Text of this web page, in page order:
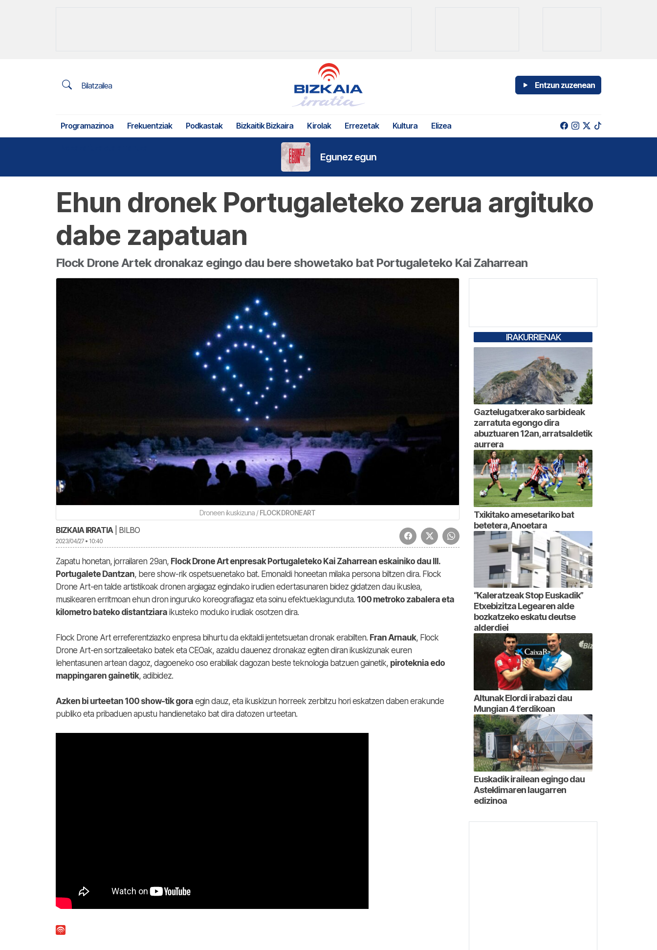
Bilatzailea Entzun zuzenean
Programazinoa Frekuentziak Podkastak Bizkaitik Bizkaira Kirolak Errezetak Kultura Elizea
Egunez egun
Ehun dronek Portugaleteko zerua argituko
dabe zapatuan
Flock Drone Artek dronakaz egingo dau bere showetako bat Portugaleteko Kai Zaharrean
Droneen ikuskizuna /FLOCK DRONE ART
BIZKAIA IRRATIA| BILBO
2023/04/27 • 10:40
Zapatu honetan, jorrailaren 29an, Flock Drone Art enpresak Portugaleteko Kai Zaharrean eskainiko dau III.
Portugalete Dantzan, bere show-rik ospetsuenetako bat. Emonaldi honeetan milaka persona biltzen dira. Flock
Drone Art-en talde artistikoak dronen argiagaz egindako irudien edertasunaren bidez gidatzen dau ikuslea,
musikearen erritmoan ehun dron inguruko koreografiagaz eta soinu efektueklagunduta. 100 metroko zabalera eta
kilometro bateko distantziara ikusteko moduko irudiak osotzen dira.
Flock Drone Art erreferentziazko enpresa bihurtu da ekitaldi jentetsuetan dronak erabilten. Fran Arnauk, Flock
Drone Art-en sortzaileetako batek eta CEOak, azaldu dauenez dronakaz egiten diran ikuskizunak euren
lehentasunen artean dagoz, dagoeneko oso erabiliak dagozan beste teknologia batzuen gainetik, piroteknia edo
mappingaren gainetik, adibidez.
Azken bi urteetan 100 show-tik gora egin dauz, eta ikuskizun horreek zerbitzu hori eskatzen daben erakunde
publiko eta pribaduen apustu handienetako bat dira datozen urteetan.
IRAKURRIENAK
Gaztelugatxerako sarbideak
zarratuta egongo dira
abuztuaren 12an, arratsaldetik
aurrera
Txikitako amesetariko bat
betetera, Anoetara
“Kaleratzeak Stop Euskadik”
Etxebizitza Legearen alde
bozkatzeko eskatu deutse
alderdiei
Altunak Elordi irabazi dau
Mungian 4 t’erdikoan
Euskadik irailean egingo dau
Asteklimaren laugarren
edizinoa